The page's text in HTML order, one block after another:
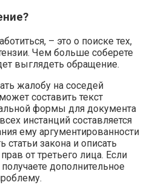
– это о поиске тех,
Чем больше соберете
выглядеть обращение.
жалобу на соседей
составить текст
формы для документа
инстанций составляется
ему аргументированности
статьи закона и описать
от третьего лица. Если
дополнительное